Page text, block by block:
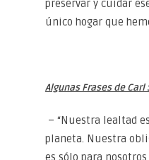
preservar y cuidar
único hogar que
Algunas Frases de Carl
– “Nuestra lealtad
planeta. Nuestra
es sólo para